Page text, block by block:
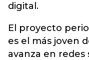
digital.
El proyecto
es el más joven
avanza en redes